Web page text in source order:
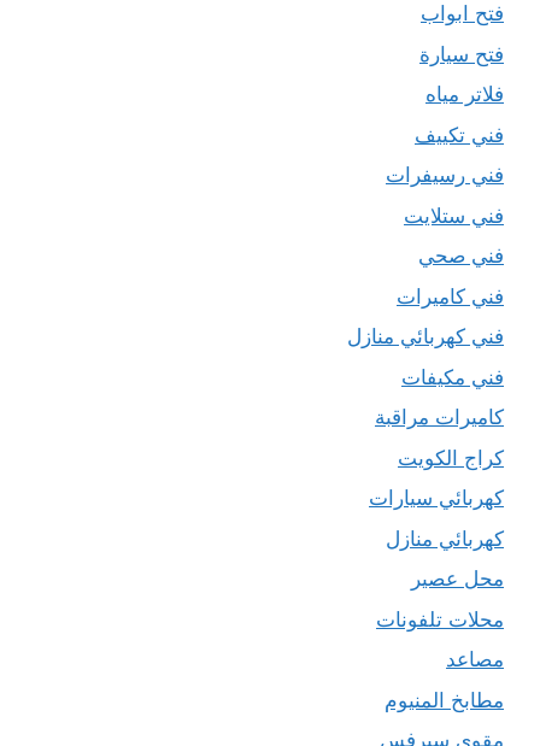
فتح ابواب
فتح سيارة
فلاتر مياه
فني تكييف
فني رسيفرات
فني ستلايت
فني صحي
فني كاميرات
فني كهربائي منازل
فني مكيفات
كاميرات مراقبة
كراج الكويت
كهربائي سيارات
كهربائي منازل
محل عصير
محلات تلفونات
مصاعد
مطابخ المنيوم
مقوي سيرفس